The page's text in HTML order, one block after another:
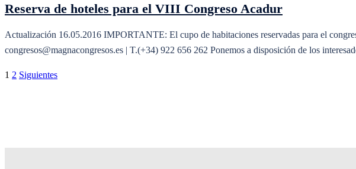
Reserva de hoteles para el VIII Congreso Acadur
Actualización 16.05.2016 IMPORTANTE: El cupo de habitaciones reservadas para el
congresos@magnacongresos.es | T.(+34) 922 656 262 Ponemos a disposición de los
Paginación
1 2 Siguientes